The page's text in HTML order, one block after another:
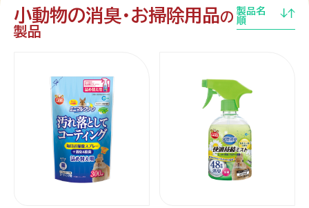
小動物の消臭・お掃除用品の
製品
製品名
順